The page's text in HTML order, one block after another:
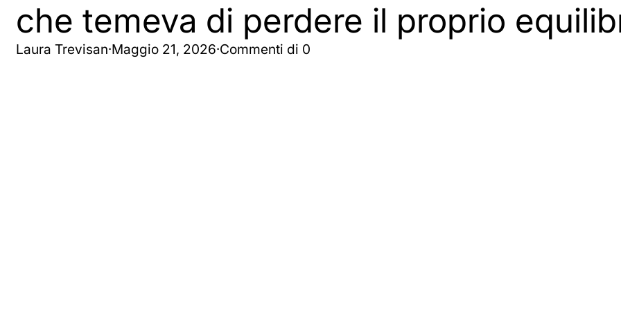
che temeva di perdere il proprio
Laura Trevisan·Maggio 21, 2026·Commenti di 0